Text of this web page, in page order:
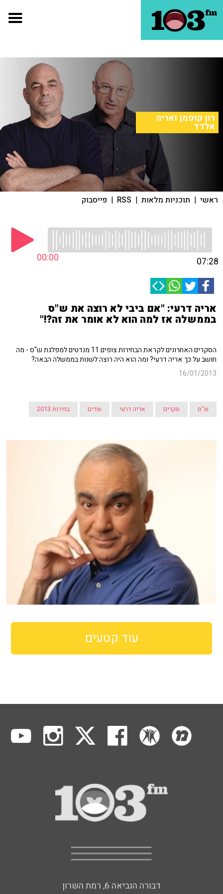
רון קופמן ואריה
אלדד
ראשי | תוכניות מלאות |
RSS
| פייסבוק
00:00 07:28
אריה דרעי: "אם ביבי לא רוצה את ש"ס
בממשלה אז למה הוא לא אומר את זה?!"
הסקרים האחרונים לקראת הבחירות צופים 11 מנדטים למפלגת ש"ס - מה
חושב על כך אריה דרעי? ומה הוא היה רוצה לשנות בממשלה הבאה?
16/01/2013
ש"ס סקרים אריה דרעי שדים בחירות 2013
עוד קטעים
דבורה הנביאה 6, רמת השרון